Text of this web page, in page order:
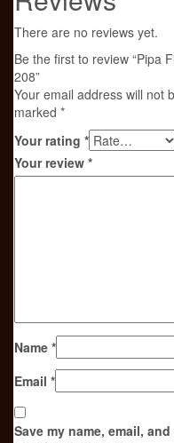
There are no reviews yet.
Be the first to review “Pipa
208”
Your email address will not
marked *
Your rating *
Your review *
Name *
Email *
Save my name, email,